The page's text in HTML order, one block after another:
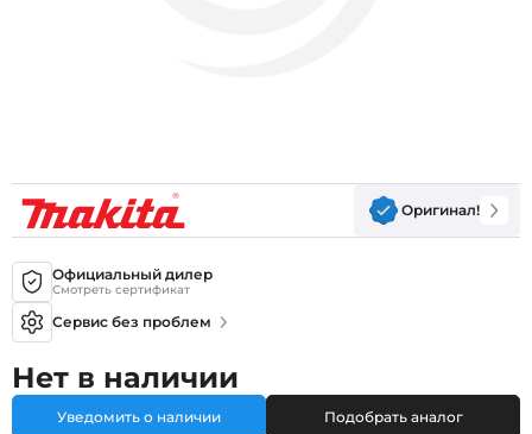
Оригинал!
Официальный дилер
Смотреть сертификат
Сервис без проблем
Нет в наличии
Уведомить о наличии Подобрать аналог